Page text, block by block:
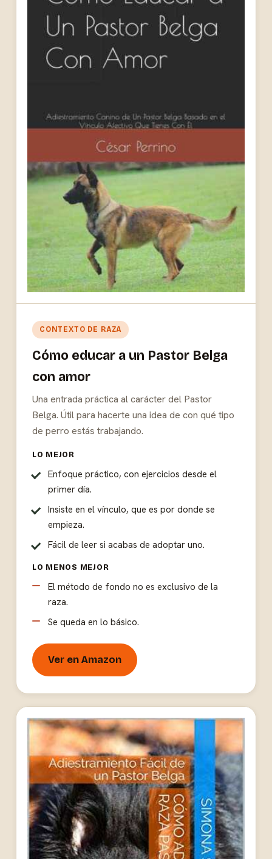
CONTEXTO DE RAZA
Cómo educar a un Pastor Belga
con amor
Una entrada práctica al carácter del Pastor
Belga. Útil para hacerte una idea de con qué tipo
de perro estás trabajando.
LO MEJOR
Enfoque práctico, con ejercicios desde el
primer día.
Insiste en el vínculo, que es por donde se
empieza.
Fácil de leer si acabas de adoptar uno.
LO MENOS MEJOR
El método de fondo no es exclusivo de la
raza.
Se queda en lo básico.
Ver en Amazon